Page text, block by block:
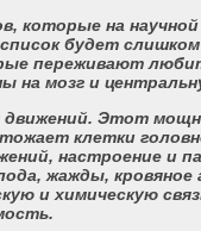
которые на
будет
переживают
на мозг и
движений. Этот
клетки
настроение и
жажды, кровяное
и химическую